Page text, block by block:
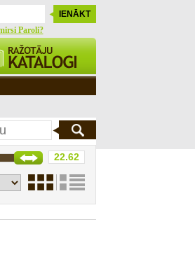
Paroli?